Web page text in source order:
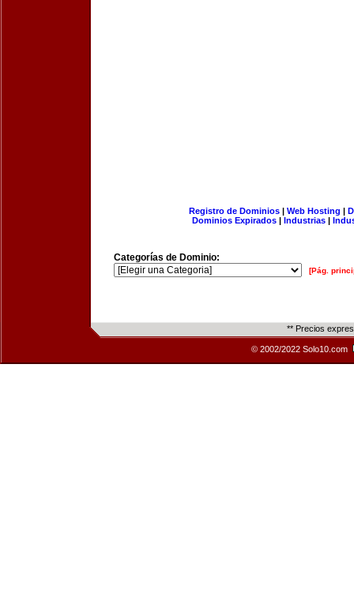
Registro de Dominios| Web Hosting |
Dominios Expirados | Industrias |
Categorías de Dominio:
[Pág.
** Precios
© 2002/2022 Solo10.com